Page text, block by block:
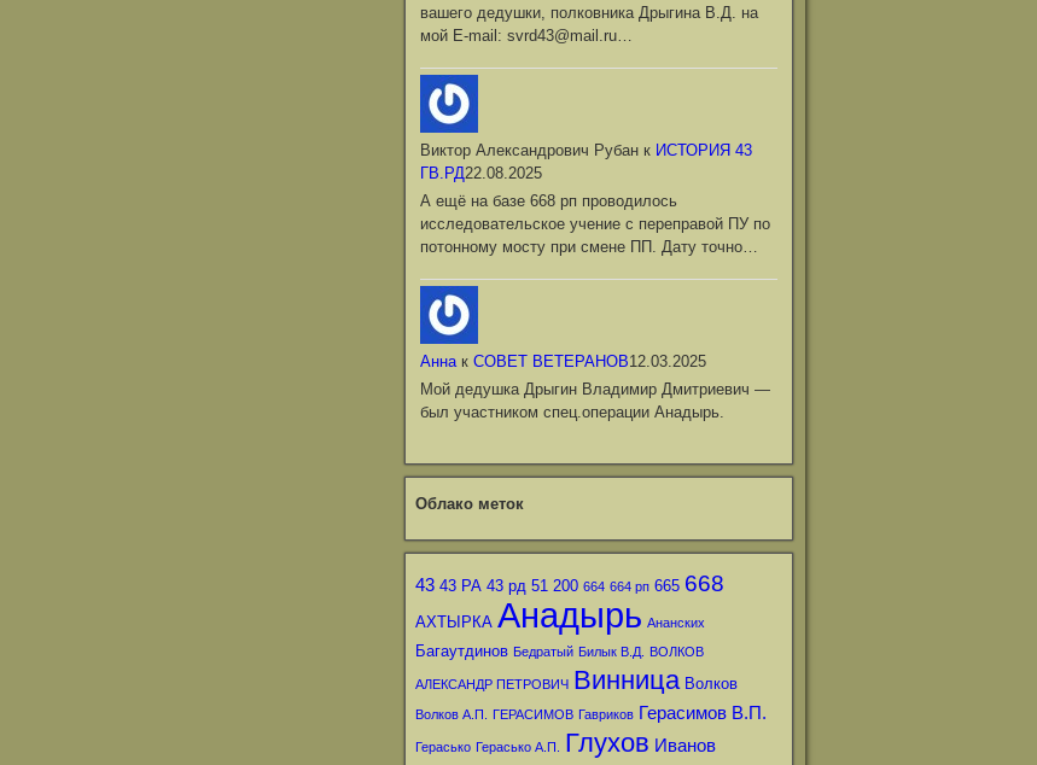
вашего дедушки, полковника Дрыгина В.Д. на
мой Е-mail: svrd43@mail.ru…
Виктор Александрович Рубанк ИСТОРИЯ 43
ГВ.РД22.08.2025
А ещё на базе 668 рп проводилось
исследовательское учение с переправой ПУ по
потонному мосту при смене ПП. Дату точно…
Аннак СОВЕТ ВЕТЕРАНОВ12.03.2025
Мой дедушка Дрыгин Владимир Дмитриевич —
был участником спец.операции Анадырь.
Облако меток
43 43 РА 43 рд 51 200 664 664 рп 665 668
АХТЫРКА Анадырь Ананских
Багаутдинов Бедратый Билык В.Д. ВОЛКОВ
АЛЕКСАНДР ПЕТРОВИЧ Винница Волков
Волков А.П. ГЕРАСИМОВ Гавриков Герасимов В.П.
Герасько Герасько А.П. Глухов Иванов